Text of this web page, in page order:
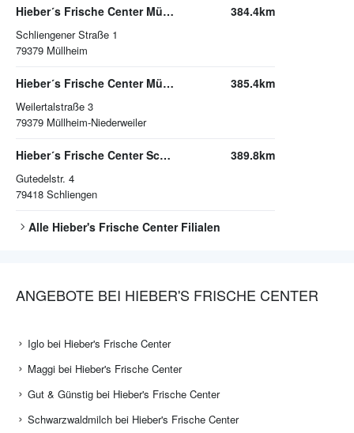
Hieber´s Frische Center Müllheim
Schliengener Straße 1
79379 Müllheim
384.4km
Hieber´s Frische Center Müllheim-Niederweiler
Weilertalstraße 3
79379 Müllheim-Niederweiler
385.4km
Hieber´s Frische Center Schliengen
Gutedelstr. 4
79418 Schliengen
389.8km
Alle Hieber's Frische CenterFilialen
ANGEBOTE BEI HIEBER'S FRISCHE CENTER
Iglo bei Hieber's Frische Center
Maggi bei Hieber's Frische Center
Gut & Günstig bei Hieber's Frische Center
Schwarzwaldmilch bei Hieber's Frische Center